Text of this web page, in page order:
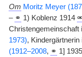
Om Moritz Meyer
– ⚭ 1) Koblenz 1914
Christengemeinschaft
1973),
(1912–2008, ⚭ 1]